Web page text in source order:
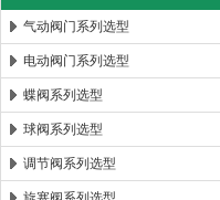
郑州森玛自控阀门
气动阀门系列选型
电动阀门系列选型
蝶阀系列选型
球阀系列选型
调节阀系列选型